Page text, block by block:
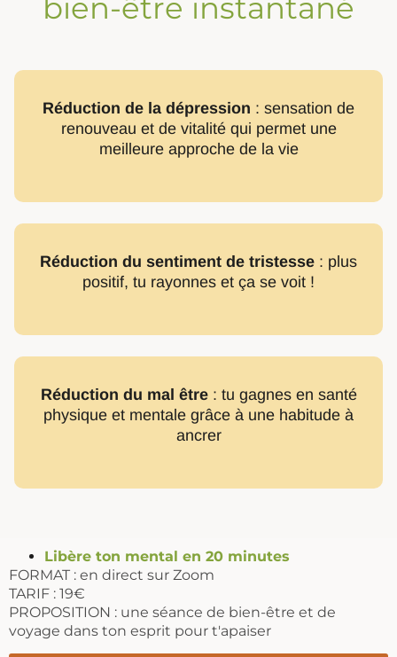
bien-être instantané
Réduction de la dépression : sensation de
renouveau et de vitalité qui permet une
meilleure approche de la vie
Réduction du sentiment de tristesse : plus
positif, tu rayonnes et ça se voit !
Réduction du mal être: tu gagnes en santé
physique et mentale grâce à une habitude à
ancrer
Libère ton mental en 20 minutes
FORMAT : en direct sur Zoom
TARIF : 19€
PROPOSITION : une séance de bien-être et de
voyage dans ton esprit pour t'apaiser